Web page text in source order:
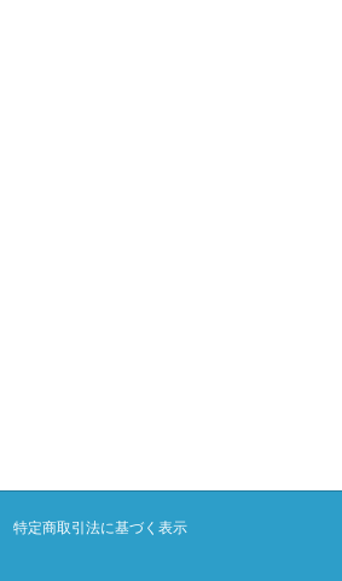
特定商取引法に基づく表示